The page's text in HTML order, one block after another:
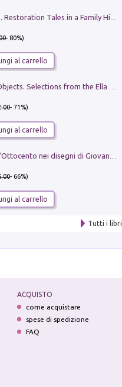
- 80%)
al carrello
- 71%)
al carrello
- 66%)
al carrello
Tutti i libri
ACQUISTO
come acquistare
spese di spedizione
FAQ